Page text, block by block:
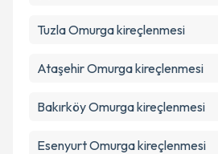
TuzlaOmurga kireçlenmesi
AtaşehirOmurga kireçlenmesi
BakırköyOmurga kireçlenmesi
EsenyurtOmurga kireçlenmesi